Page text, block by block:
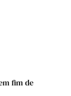
fim de